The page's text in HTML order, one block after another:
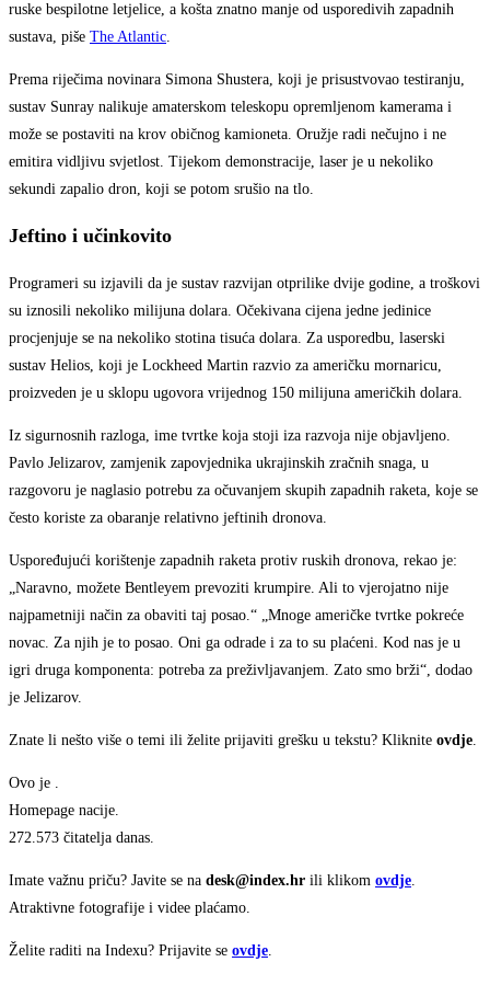
ruske bespilotne letjelice, a košta znatno manje od usporedivih zapadnih
sustava, piše The Atlantic.
Prema riječima novinara Simona Shustera, koji je prisustvovao testiranju,
sustav Sunray nalikuje amaterskom teleskopu opremljenom kamerama i
može se postaviti na krov običnog kamioneta. Oružje radi nečujno i ne
emitira vidljivu svjetlost. Tijekom demonstracije, laser je u nekoliko
sekundi zapalio dron, koji se potom srušio na tlo.
Jeftino i učinkovito
Programeri su izjavili da je sustav razvijan otprilike dvije godine, a troškovi
su iznosili nekoliko milijuna dolara. Očekivana cijena jedne jedinice
procjenjuje se na nekoliko stotina tisuća dolara. Za usporedbu, laserski
sustav Helios, koji je Lockheed Martin razvio za američku mornaricu,
proizveden je u sklopu ugovora vrijednog 150 milijuna američkih dolara.
Iz sigurnosnih razloga, ime tvrtke koja stoji iza razvoja nije objavljeno.
Pavlo Jelizarov, zamjenik zapovjednika ukrajinskih zračnih snaga, u
razgovoru je naglasio potrebu za očuvanjem skupih zapadnih raketa, koje se
često koriste za obaranje relativno jeftinih dronova.
Uspoređujući korištenje zapadnih raketa protiv ruskih dronova, rekao je:
„Naravno, možete Bentleyem prevoziti krumpire. Ali to vjerojatno nije
najpametniji način za obaviti taj posao.“ „Mnoge američke tvrtke pokreće
novac. Za njih je to posao. Oni ga odrade i za to su plaćeni. Kod nas je u
igri druga komponenta: potreba za preživljavanjem. Zato smo brži“, dodao
je Jelizarov.
Znate li nešto više o temi ili želite prijaviti grešku u tekstu? Kliknite ovdje.
Ovo je .
Homepage nacije.
272.573 čitatelja danas.
Imate važnu priču? Javite se na desk@index.hr ili klikom ovdje.
Atraktivne fotografije i videe plaćamo.
Želite raditi na Indexu? Prijavite se ovdje.